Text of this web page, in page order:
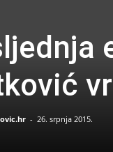
- 26. srpnja 2015.